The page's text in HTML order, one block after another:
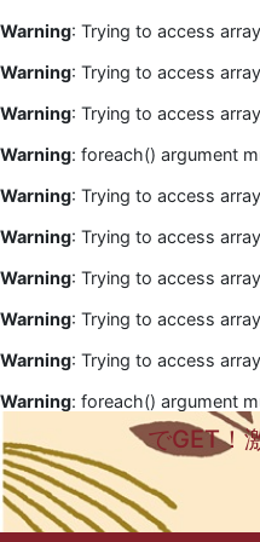
Warning: Trying to access
Warning: Trying to access
Warning: Trying to access
Warning: foreach() argument
Warning: Trying to access
Warning: Trying to access
Warning: Trying to access
Warning: Trying to access
Warning: Trying to access
Warning: foreach() argument
でGET！